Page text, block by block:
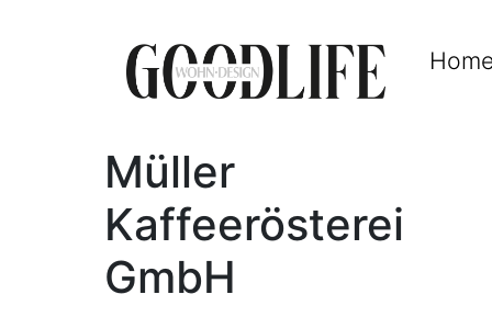
Müller
Kaffeerösterei
GmbH